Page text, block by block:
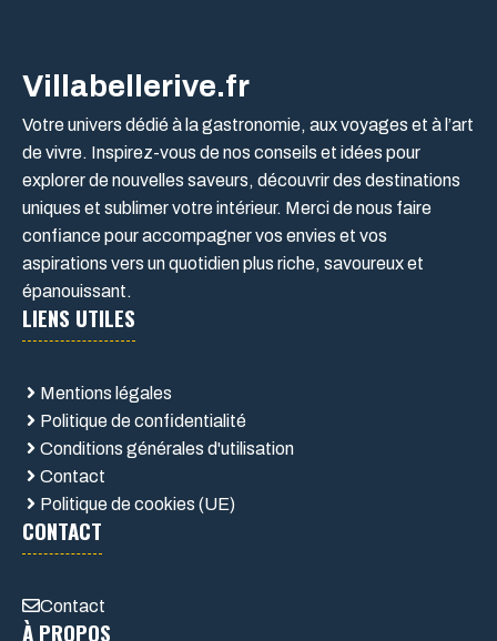
Villabellerive.fr
Votre univers dédié à la gastronomie, aux voyages et à l’art
de vivre. Inspirez-vous de nos conseils et idées pour
explorer de nouvelles saveurs, découvrir des destinations
uniques et sublimer votre intérieur. Merci de nous faire
confiance pour accompagner vos envies et vos
aspirations vers un quotidien plus riche, savoureux et
épanouissant.
LIENS UTILES
Mentions légales
Politique de confidentialité
Conditions générales d'utilisation
Contact
Politique de cookies (UE)
CONTACT
Contact
À PROPOS